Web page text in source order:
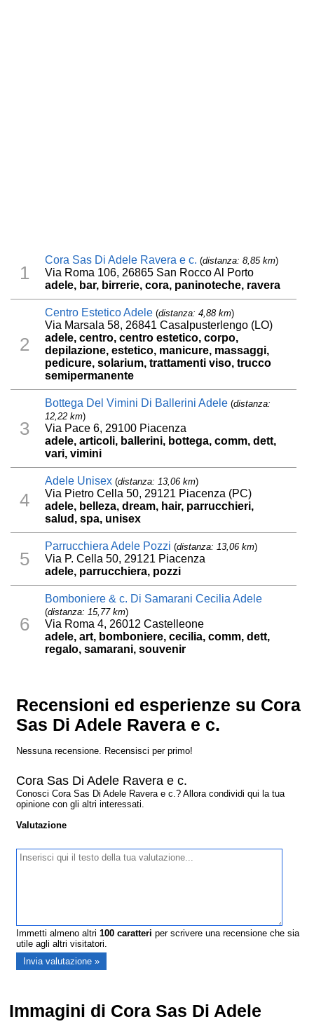
1
Cora Sas Di Adele Ravera e c. (distanza: 8,85 km)
Via Roma 106, 26865 San Rocco Al Porto
adele, bar, birrerie, cora, paninoteche, ravera
2
Centro Estetico Adele (distanza: 4,88 km)
Via Marsala 58, 26841 Casalpusterlengo (LO)
adele, centro, centro estetico, corpo,
depilazione, estetico, manicure, massaggi,
pedicure, solarium, trattamenti viso, trucco
semipermanente
3
Bottega Del Vimini Di Ballerini Adele (distanza:
12,22 km)
Via Pace 6, 29100 Piacenza
adele, articoli, ballerini, bottega, comm, dett,
vari, vimini
4
Adele Unisex (distanza: 13,06 km)
Via Pietro Cella 50, 29121 Piacenza (PC)
adele, belleza, dream, hair, parrucchieri,
salud, spa, unisex
5
Parrucchiera Adele Pozzi (distanza: 13,06 km)
Via P. Cella 50, 29121 Piacenza
adele, parrucchiera, pozzi
6
Bomboniere & c. Di Samarani Cecilia Adele
(distanza: 15,77 km)
Via Roma 4, 26012 Castelleone
adele, art, bomboniere, cecilia, comm, dett,
regalo, samarani, souvenir
Recensioni ed esperienze su Cora
Sas Di Adele Ravera e c.
Nessuna recensione. Recensisci per primo!
Cora Sas Di Adele Ravera e c.
Conosci Cora Sas Di Adele Ravera e c.? Allora condividi qui la tua
opinione con gli altri interessati.
Valutazione
Immetti almeno altri100 caratteri per scrivere una recensione che sia
utile agli altri visitatori.
Immagini di Cora Sas Di Adele